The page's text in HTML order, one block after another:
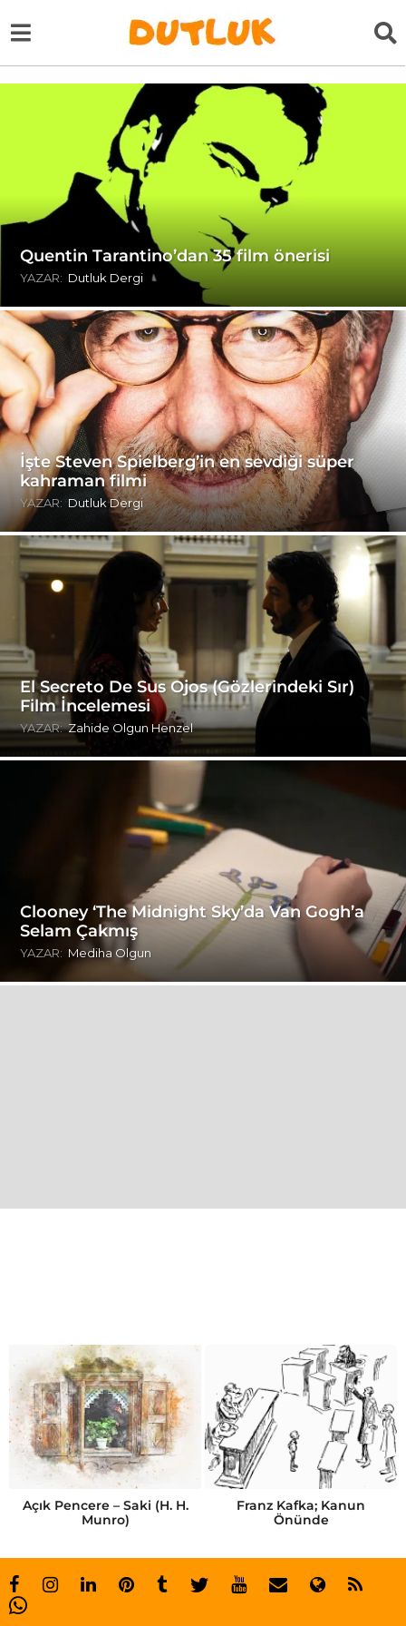
Quentin Tarantino’dan 35 film önerisi
YAZAR: Dutluk Dergi
İşte Steven Spielberg’in en sevdiği süper
kahraman filmi
YAZAR: Dutluk Dergi
El Secreto De Sus Ojos (Gözlerindeki Sır)
Film İncelemesi
YAZAR: Zahide Olgun Henzel
Clooney ‘The Midnight Sky’da Van Gogh’a
Selam Çakmış
YAZAR: Mediha Olgun
ö
n
e
r
Açık Pencere – Saki (H. H.
Munro)
Franz Kafka; Kanun
Önünde